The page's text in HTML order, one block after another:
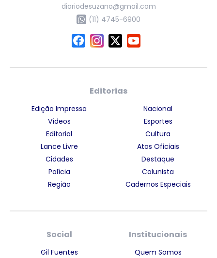
diariodesuzano@gmail.com
(11) 4745-6900
Editorias
Edição Impressa
Vídeos
Editorial
Lance Livre
Cidades
Polícia
Região
Nacional
Esportes
Cultura
Atos Oficiais
Destaque
Colunista
Cadernos Especiais
Social
Gil Fuentes
Institucionais
Quem Somos